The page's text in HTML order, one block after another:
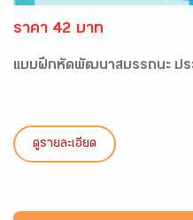
ราคา 42 บาท
แบบฝึกหัดพัฒนาสมรรถนะ ปร
ดูรายละเอียด